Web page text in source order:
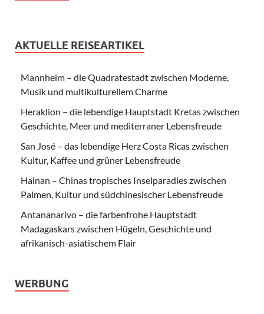
AKTUELLE REISEARTIKEL
Mannheim – die Quadratestadt zwischen Moderne,
Musik und multikulturellem Charme
Heraklion – die lebendige Hauptstadt Kretas zwischen
Geschichte, Meer und mediterraner Lebensfreude
San José – das lebendige Herz Costa Ricas zwischen
Kultur, Kaffee und grüner Lebensfreude
Hainan – Chinas tropisches Inselparadies zwischen
Palmen, Kultur und südchinesischer Lebensfreude
Antananarivo – die farbenfrohe Hauptstadt
Madagaskars zwischen Hügeln, Geschichte und
afrikanisch-asiatischem Flair
WERBUNG